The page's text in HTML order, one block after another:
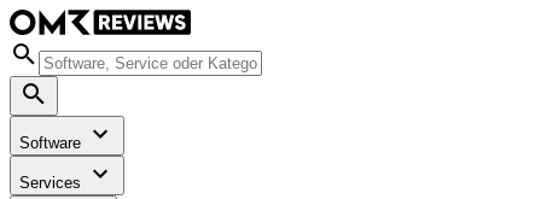
Software
Services